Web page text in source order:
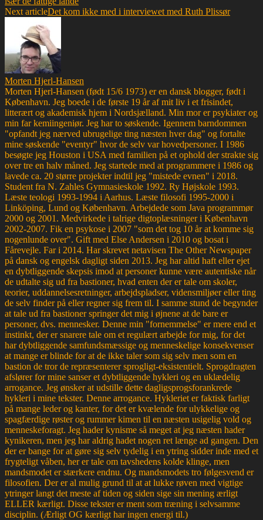
Next articleDet kom ikke med i interviewet med Ruth Plissør
Morten Hjerl-Hansen
Morten Hjerl-Hansen (født 15/6 1973) er en dansk blogger, født i
København. Jeg boede i de første 19 år af mit liv i et frisindet,
litterært og akademisk hjem i Nordsjælland. Min mor er psykiater og
min far kemiingeniør. Jeg har to søskende. Igennem barndommen
"opfandt jeg nærved ubrugelige ting næsten hver dag" og fortalte
mine søskende "eventyr" hvor de selv var hovedpersoner. I 1986
besøgte jeg Houston i USA med familien på et ophold der strakte sig
over tre en halv måned. Jeg startede med at programmere i 1986 og
lavede ca. 20 større projekter indtil jeg "mistede evnen" i 2018.
Student fra N. Zahles Gymnasieskole 1992. Ry Højskole 1993.
Læste teologi 1993-1994 i Aarhus. Læste filosofi 1995-2000 i
Linköping, Lund og København. Arbejdede som Java programmør
2000 og 2001. Medvirkede i talrige digtoplæsninger i København
2002-2007. Fik en psykose i 2007 "som det tog 10 år at komme sig
nogenlunde over". Gift med Else Andersen i 2010 og bosat i
Fårevejle. Far i 2014. Har skrevet netavisen The Other Newspaper
på dansk og engelsk dagligt siden 2013. Jeg har altid haft eller ejet
en dybtliggende skepsis imod at personer kunne være autentiske når
de udtalte sig ud fra bastioner, hvad enten der er tale om skoler,
teorier, uddannelsesretninger, arbejdspladser, vidensmiljøer eller ting
de selv finder på eller regner sig frem til. I samme stund de begynder
at tale ud fra bastioner springer det mig i øjnene at de bare er
personer, dvs. mennesker. Denne min "fornemmelse" er mere end et
instinkt, der er snarere tale om et regulært arbejde for mig, for det
har dybtliggende samfundsmæssige og menneskelige konsekvenser
at mange er blinde for at de ikke taler som sig selv men som en
bastion de tror de repræsenterer sprogligt-eksistentielt. Sprogdragten
afslører for mine sanser et dybtliggende hykleri og en uklædelig
arrogance. Jeg ønsker at udstille dette dagligsprogsforankrede
hykleri i mine tekster. Denne arrogance. Hykleriet er faktisk farligt
på mange leder og kanter, for det er kvælende for ulykkelige og
spagfærdige røster og rummer kimen til en næsten usigelig vold og
menneskeforagt. Jeg hader kynisme så meget at jeg næsten hader
kynikeren, men jeg har aldrig hadet nogen ret længe ad gangen. Den
der er bange for at gøre sig selv tydelig i en ytring sidder inde med et
frygteligt våben, her er tale om tavshedens kolde klinge, men
mandsmodet er stærkere endnu. Og mandsmodets tro følgesvend er
filosofien. Der er al mulig grund til at at lukke røven med vigtige
ytringer langt det meste af tiden og siden sige sin mening ærligt
ELLER kærligt. Disse tekster er ment som træning i selvsamme
disciplin. (Ærligt OG kærligt har ingen energi til.)